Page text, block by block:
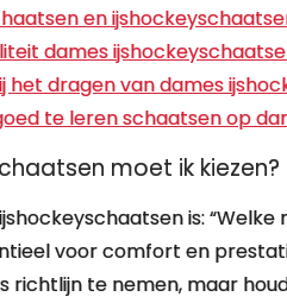
en
dames
het dragen van dames
te leren schaatsen op
moet ik kiezen?
is: “Welke
voor comfort en
richtlijn te nemen, maar